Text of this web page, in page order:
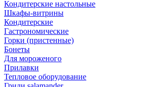
Кондитерские настольные
Шкафы-витрины
Кондитерские
Гастрономические
Горки (пристенные)
Бонеты
Для мороженого
Прилавки
Тепловое оборудование